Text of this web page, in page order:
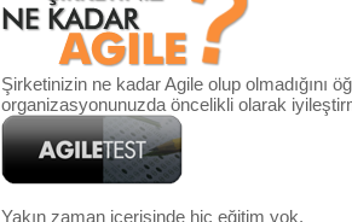
Şirketinizin ne kadar Agile olup olmadığını
organizasyonunuzda öncelikli olarak
Yakın zaman içerisinde hiç eğitim yok.